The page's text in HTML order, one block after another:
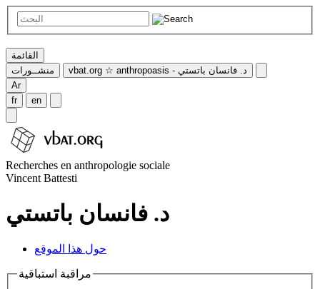
القائمة
منشــورات
vbat.org ☆ anthropoasis - د. فانسان باتستي
Ar
fr
en
Recherches en anthropologie sociale
Vincent Battesti
د. فانسان باتستي
حول هذا الموقع
مراقبة استباقية